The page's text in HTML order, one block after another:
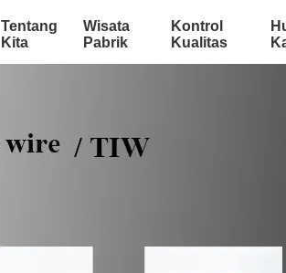
Tentang
Kita
Wisata
Pabrik
Kontrol
Kualitas